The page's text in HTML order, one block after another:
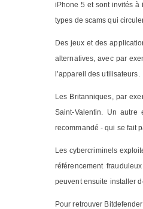
iPhone 5 et sont invités à
types de scams qui
Des jeux et des
alternatives, avec par
l’appareil des utilisateurs.
Les Britanniques, par
Saint-Valentin. Un
recommandé - qui se fait
Les cybercriminels
référencement
peuvent ensuite installer
Pour retrouver